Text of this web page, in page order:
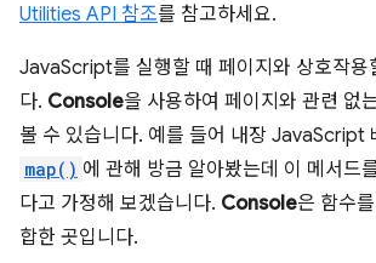
Utilities API 참조를 참고하세요.
JavaScript를 실행할 때 페이지와 상호작용
다. Console을 사용하여 페이지와 관련 없
볼 수 있습니다. 예를 들어 내장 JavaScript
map() 에 관해 방금 알아봤는데 이 메서드
다고 가정해 보겠습니다. Console은 함수
합한 곳입니다.